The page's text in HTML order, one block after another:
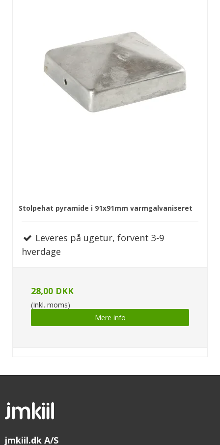
Stolpehat pyramide i 91x91mm varmgalvaniseret
Leveres på ugetur, forvent 3-9
hverdage
28,00 DKK
(Inkl. moms)
Mere info
jmkiil.dk A/S